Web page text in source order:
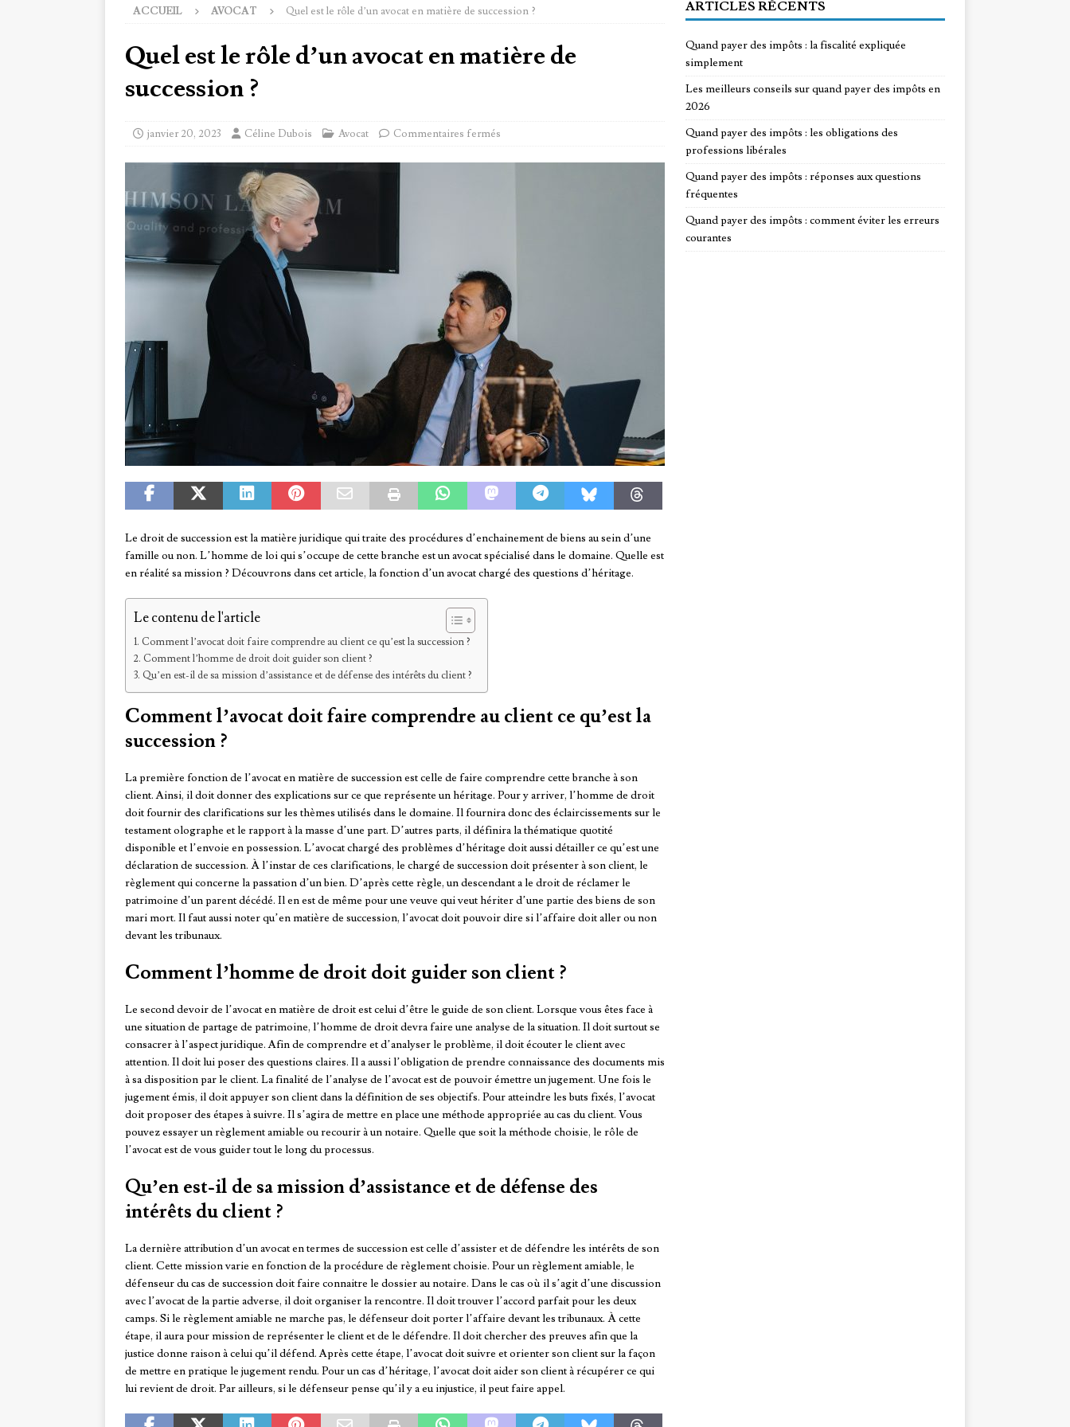
ACCUEIL AVOCAT Quel est le rôle d’un avocat en matière de succession ?
Quel est le rôle d’un avocat en matière de
succession ?
janvier 20, 2023 Céline Dubois Avocat Commentaires fermés
Le droit de succession est la matière juridique qui traite des procédures d’enchainement de biens au sein d’une
famille ou non. L’homme de loi qui s’occupe de cette branche est un avocat spécialisé dans le domaine. Quelle est
en réalité sa mission ? Découvrons dans cet article, la fonction d’un avocat chargé des questions d’héritage.
Le contenu de l'article
Comment l’avocat doit faire comprendre au client ce qu’est la succession ?
Comment l’homme de droit doit guider son client ?
Qu’en est-il de sa mission d’assistance et de défense des intérêts du client ?
Comment l’avocat doit faire comprendre au client ce qu’est la
succession ?
La première fonction de l’avocat en matière de succession est celle de faire comprendre cette branche à son
client. Ainsi, il doit donner des explications sur ce que représente un héritage. Pour y arriver, l’homme de droit
doit fournir des clarifications sur les thèmes utilisés dans le domaine. Il fournira donc des éclaircissements sur le
testament olographe et le rapport à la masse d’une part. D’autres parts, il définira la thématique quotité
disponible et l’envoie en possession. L’avocat chargé des problèmes d’héritage doit aussi détailler ce qu’est une
déclaration de succession. À l’instar de ces clarifications, le chargé de succession doit présenter à son client, le
règlement qui concerne la passation d’un bien. D’après cette règle, un descendant a le droit de réclamer le
patrimoine d’un parent décédé. Il en est de même pour une veuve qui veut hériter d’une partie des biens de son
mari mort. Il faut aussi noter qu’en matière de succession, l’avocat doit pouvoir dire si l’affaire doit aller ou non
devant les tribunaux.
Comment l’homme de droit doit guider son client ?
Le second devoir de l’avocat en matière de droit est celui d’être le guide de son client. Lorsque vous êtes face à
une situation de partage de patrimoine, l’homme de droit devra faire une analyse de la situation. Il doit surtout se
consacrer à l’aspect juridique. Afin de comprendre et d’analyser le problème, il doit écouter le client avec
attention. Il doit lui poser des questions claires. Il a aussi l’obligation de prendre connaissance des documents mis
à sa disposition par le client. La finalité de l’analyse de l’avocat est de pouvoir émettre un jugement. Une fois le
jugement émis, il doit appuyer son client dans la définition de ses objectifs. Pour atteindre les buts fixés, l’avocat
doit proposer des étapes à suivre. Il s’agira de mettre en place une méthode appropriée au cas du client. Vous
pouvez essayer un règlement amiable ou recourir à un notaire. Quelle que soit la méthode choisie, le rôle de
l’avocat est de vous guider tout le long du processus.
Qu’en est-il de sa mission d’assistance et de défense des
intérêts du client ?
La dernière attribution d’un avocat en termes de succession est celle d’assister et de défendre les intérêts de son
client. Cette mission varie en fonction de la procédure de règlement choisie. Pour un règlement amiable, le
défenseur du cas de succession doit faire connaitre le dossier au notaire. Dans le cas où il s’agit d’une discussion
avec l’avocat de la partie adverse, il doit organiser la rencontre. Il doit trouver l’accord parfait pour les deux
camps. Si le règlement amiable ne marche pas, le défenseur doit porter l’affaire devant les tribunaux. À cette
étape, il aura pour mission de représenter le client et de le défendre. Il doit chercher des preuves afin que la
justice donne raison à celui qu’il défend. Après cette étape, l’avocat doit suivre et orienter son client sur la façon
de mettre en pratique le jugement rendu. Pour un cas d’héritage, l’avocat doit aider son client à récupérer ce qui
lui revient de droit. Par ailleurs, si le défenseur pense qu’il y a eu injustice, il peut faire appel.
ARTICLES RÉCENTS
Quand payer des impôts : la fiscalité expliquée
simplement
Les meilleurs conseils sur quand payer des impôts en
2026
Quand payer des impôts : les obligations des
professions libérales
Quand payer des impôts : réponses aux questions
fréquentes
Quand payer des impôts : comment éviter les erreurs
courantes